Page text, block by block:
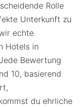
Rolle
Unterkunft zu
echte
Hotels in
Bewertung
10, basierend
du ehrliche